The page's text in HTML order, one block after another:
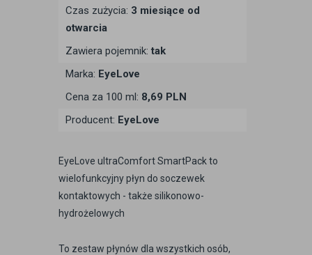
Czas zużycia: 3 miesiące od
otwarcia
Zawiera pojemnik: tak
Marka: EyeLove
Cena za 100 ml: 8,69 PLN
Producent: EyeLove
EyeLove ultraComfort SmartPack to
wielofunkcyjny płyn do soczewek
kontaktowych - także silikonowo-
hydrożelowych
To zestaw płynów dla wszystkich osób,